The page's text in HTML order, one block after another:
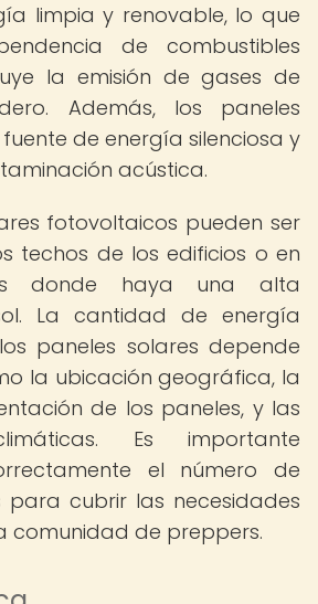
limpia y renovable, lo que
de combustibles
la emisión de gases de
Además, los paneles
de energía silenciosa y
acústica.
fotovoltaicos pueden ser
techos de los edificios o en
donde haya una alta
La cantidad de energía
paneles solares depende
la ubicación geográfica, la
de los paneles, y las
Es importante
el número de
para cubrir las necesidades
comunidad de preppers.